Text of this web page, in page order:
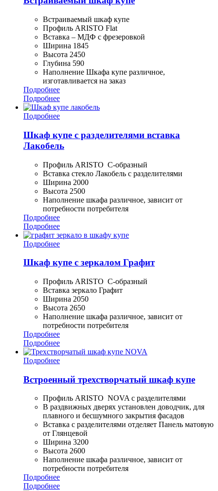
Встраиваемый шкаф купе
Профиль ARISTO Flat
Вставка – МДФ с фрезеровкой
Ширина 1845
Высота 2450
Глубина 590
Наполнение Шкафа купе различное,
изготавливается на заказ
Подробнее
Подробнее
Подробнее
Шкаф купе с разделителями вставка
Лакобель
Профиль ARISTO С-образный
Вставка стекло Лакобель с разделителями
Ширина 2000
Высота 2500
Наполнение шкафа различное, зависит от
потребности потребителя
Подробнее
Подробнее
Подробнее
Шкаф купе с зеркалом Графит
Профиль ARISTO С-образный
Вставка зеркало Графит
Ширина 2050
Высота 2650
Наполнение шкафа различное, зависит от
потребности потребителя
Подробнее
Подробнее
Подробнее
Встроенный трехстворчатый шкаф купе
Профиль ARISTO NOVA с разделителями
В раздвижных дверях установлен доводчик, для
плавного и бесшумного закрытия фасадов
Вставка с разделителями отделяет Панель матовую
от Глянцевой
Ширина 3200
Высота 2600
Наполнение шкафа различное, зависит от
потребности потребителя
Подробнее
Подробнее